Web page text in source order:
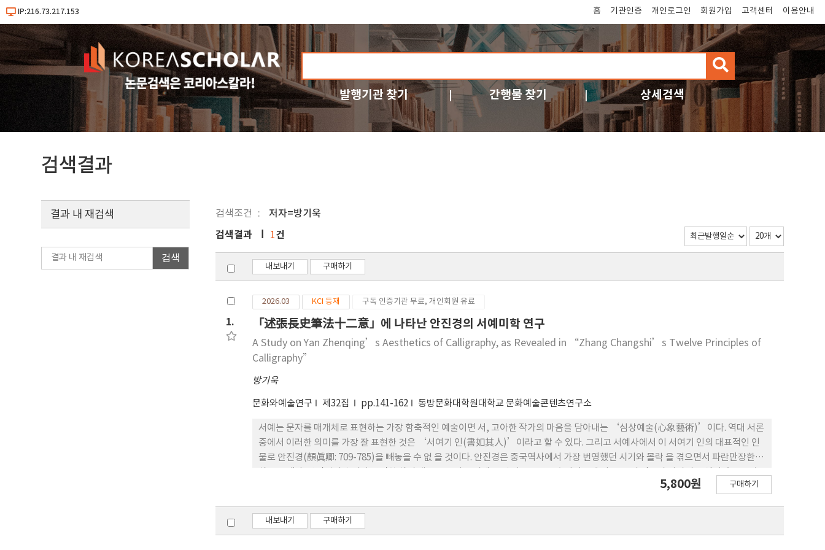
IP:216.73.217.153 홈 기관인증 개인로그인 회원가입 고객센터 이용안내
검
색
발행기관 찾기 간행물 찾기 상세검색
검색결과
검색조건 저자=방기욱
결과 내 재검색
검색
검색결과 1건
내보내기 구매하기
1.
2026.03 KCI 등재 구독 인증기관 무료, 개인회원 유료
「述張長史筆法十二意」에 나타난 안진경의 서예미학 연구
A Study on Yan Zhenqing’s Aesthetics of Calligraphy, as Revealed in “Zhang Changshi’s Twelve Principles of
Calligraphy”
방기욱
문화와예술연구 제32집 pp.141-162 동방문화대학원대학교 문화예술콘텐츠연구소
서예는 문자를 매개체로 표현하는 가장 함축적인 예술이면 서, 고아한 작가의 마음을 담아내는 ‘심상예술(心象藝術)’이다. 역대 서론
중에서 이러한 의미를 가장 잘 표현한 것은 ‘서여기 인(書如其人)’이라고 할 수 있다. 그리고 서예사에서 이 서여기 인의 대표적인 인
물로 안진경(顏眞卿: 709-785)을 빼놓을 수 없 을 것이다. 안진경은 중국역사에서 가장 번영했던 시기와 몰락 을 겪으면서 파란만장한
수 있었다. 안진경이 활약 한 당대(唐代)의 서예는 종래의 도가적인 음유미(陰柔美)로부터 벗어나 유가적인 양강미(陽剛美)로 전환되
「술장장 사필법십이의(述張長史筆法十二意)」의 분석을 통해 법고창신(法古 創新)과 근골웅미(筋骨雄媚)의 미학이 그 실체임을
알 수 있었다. 안진경은 기존 왕희지 중심의 서예를 일신시켰을 뿐만 아니라 그가 서예 속에서 추구한 것은 인간 본연의 순수한 본성으로
5,800원 구매하기
내보내기 구매하기